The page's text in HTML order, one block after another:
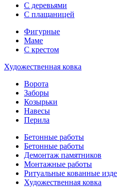
С деревьями
С плащаницей
Фигурные
Маме
С крестом
Художественная ковка
Ворота
Заборы
Козырьки
Навесы
Перила
Бетонные работы
Бетонные работы
Демонтаж памятников
Монтажные работы
Ритуальные кованные
Художественная ковка